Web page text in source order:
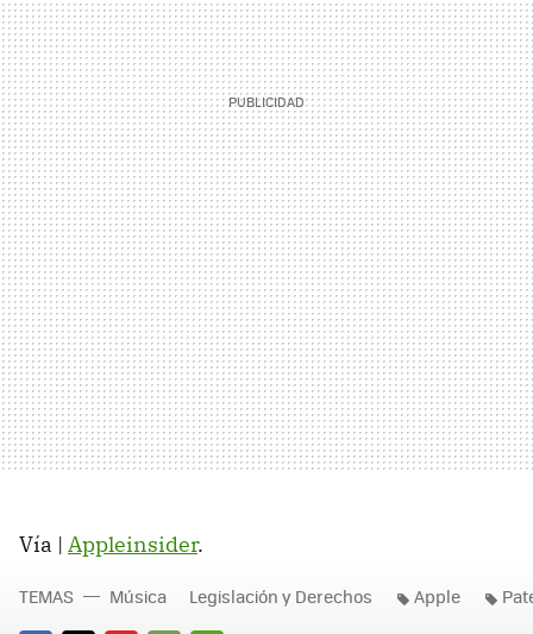
Vía | Appleinsider.
TEMAS Música Legislación y Derechos Apple